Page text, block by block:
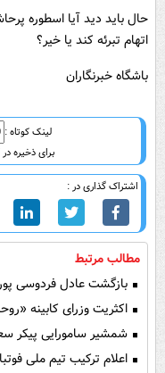
حال باید دید آیا اسطوره
اتهام تبرئه کند یا خیر؟
باشگاه خبرنگاران
لینک کوتاه :
برای ذخیره
اشتراک گذاری در :
مطالب مرتبط
بازگشت عادل فردوسی
اکثریت وزرای کابینه
شمشیر سامورایی پیکر
اعلام ترکیب تیم ملی